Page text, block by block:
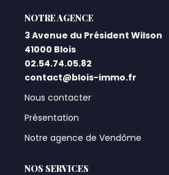
Nos Partenaires
CONTACT
L'AGENCE
3 Avenue du Président Wilson
41000 Blois
02.54.74.05.82
contact@blois-immo.fr
Nous contacter
Présentation
Notre agence de Vendôme
NOS SERVICES